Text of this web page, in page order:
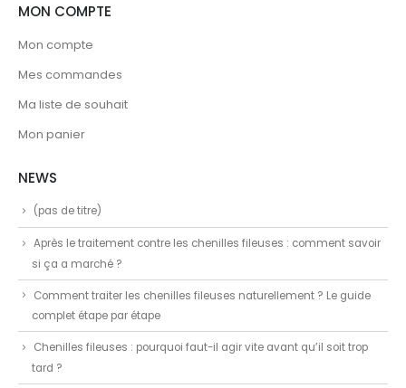
MON COMPTE
Mon compte
Mes commandes
Ma liste de souhait
Mon panier
NEWS
(pas de titre)
Après le traitement contre les chenilles fileuses : comment savoir
si ça a marché ?
Comment traiter les chenilles fileuses naturellement ? Le guide
complet étape par étape
Chenilles fileuses : pourquoi faut-il agir vite avant qu’il soit trop
tard ?